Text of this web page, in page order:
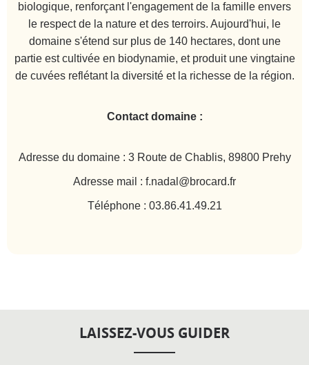
biologique, renforçant l'engagement de la famille envers
le respect de la nature et des terroirs. Aujourd'hui, le
domaine s'étend sur plus de 140 hectares, dont une
partie est cultivée en biodynamie, et produit une vingtaine
de cuvées reflétant la diversité et la richesse de la région.
Contact domaine :
Adresse du domaine : 3 Route de Chablis, 89800 Prehy
Adresse mail : f.nadal@brocard.fr
Téléphone : 03.86.41.49.21
LAISSEZ-VOUS GUIDER